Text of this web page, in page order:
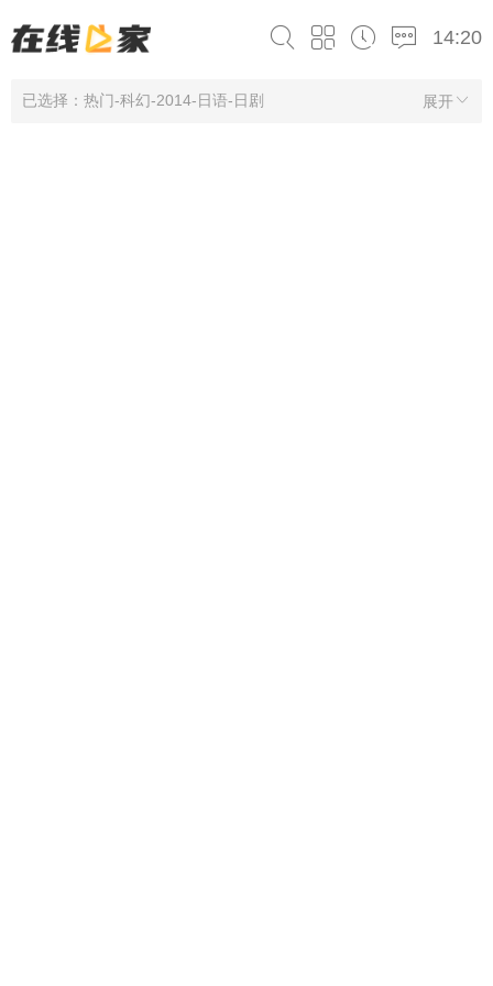
14:20
展开
已选择：热门-科幻-2014-日语-日剧